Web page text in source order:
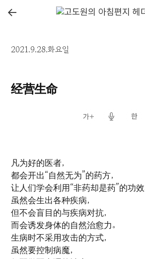
←
2021.9.28.화요일
经营生命
凡为好的医者，
都会开出“自然无为”的药方，
让人们学会利用“非药却是药”的功效
虽然会生出各种疾病，
但不会盲目的与疾病对抗，
而会诱发身体的自然治愈力。
生病时不采用攻击的方式，
虽然要控制病魔，